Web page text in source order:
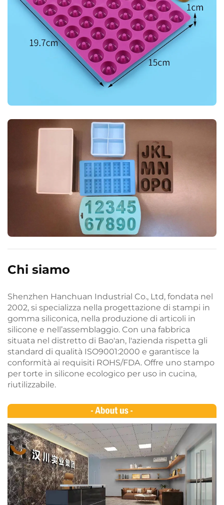
Chi siamo
Shenzhen Hanchuan Industrial Co., Ltd, fondata nel
2002, si specializza nella progettazione di stampi in
gomma siliconica, nella produzione di articoli in
silicone e nell’assemblaggio. Con una fabbrica
situata nel distretto di Bao'an, l'azienda rispetta gli
standard di qualità ISO9001:2000 e garantisce la
conformità ai requisiti ROHS/FDA. Offre uno stampo
per torte in silicone ecologico per uso in cucina,
riutilizzabile.